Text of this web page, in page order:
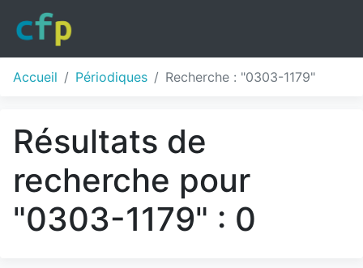
Accueil Périodiques Recherche : "0303-1179"
Résultats de
recherche pour
"0303-1179" : 0